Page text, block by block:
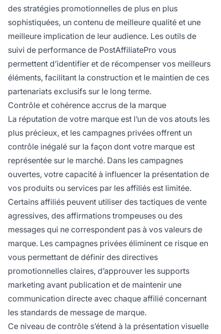
des stratégies promotionnelles de plus en plus
sophistiquées, un contenu de meilleure qualité et une
meilleure implication de leur audience. Les outils de
suivi de performance de PostAffiliatePro vous
permettent d’identifier et de récompenser vos meilleurs
éléments, facilitant la construction et le maintien de ces
partenariats exclusifs sur le long terme.
Contrôle et cohérence accrus de la marque
La réputation de votre marque est l’un de vos atouts les
plus précieux, et les campagnes privées offrent un
contrôle inégalé sur la façon dont votre marque est
représentée sur le marché. Dans les campagnes
ouvertes, votre capacité à influencer la présentation de
vos produits ou services par les affiliés est limitée.
Certains affiliés peuvent utiliser des tactiques de vente
agressives, des affirmations trompeuses ou des
messages qui ne correspondent pas à vos valeurs de
marque. Les campagnes privées éliminent ce risque en
vous permettant de définir des directives
promotionnelles claires, d’approuver les supports
marketing avant publication et de maintenir une
communication directe avec chaque affilié concernant
les standards de message de marque.
Ce niveau de contrôle s’étend à la présentation visuelle